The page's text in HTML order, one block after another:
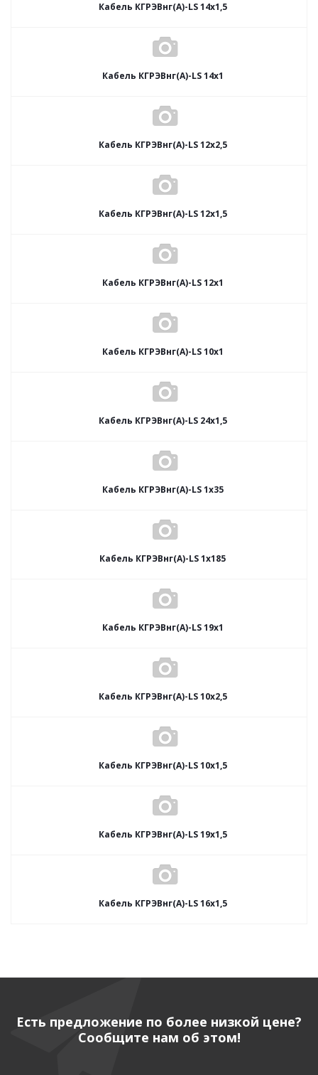
Кабель КГРЭВнг(А)-LS 14х1,5
Кабель КГРЭВнг(А)-LS 14х1
Кабель КГРЭВнг(А)-LS 12х2,5
Кабель КГРЭВнг(А)-LS 12х1,5
Кабель КГРЭВнг(А)-LS 12х1
Кабель КГРЭВнг(А)-LS 10х1
Кабель КГРЭВнг(А)-LS 24х1,5
Кабель КГРЭВнг(А)-LS 1х35
Кабель КГРЭВнг(А)-LS 1х185
Кабель КГРЭВнг(А)-LS 19х1
Кабель КГРЭВнг(А)-LS 10х2,5
Кабель КГРЭВнг(А)-LS 10х1,5
Кабель КГРЭВнг(А)-LS 19х1,5
Кабель КГРЭВнг(А)-LS 16х1,5
Есть предложение по более низкой цене?
Сообщите нам об этом!